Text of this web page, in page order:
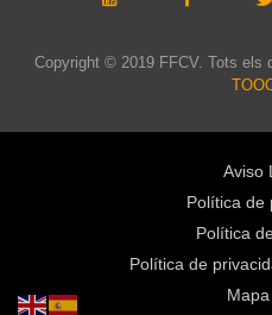
Copyright © 2019 FFCV. Tots els
Aviso
Política de
Política
Política de